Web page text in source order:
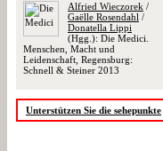
Alfried Wieczorek /
Gaëlle Rosendahl /
Donatella Lippi
(Hgg.): Die Medici.
Menschen, Macht und
Leidenschaft, Regensburg:
Schnell & Steiner 2013
Unterstützen Sie die sehepunkte